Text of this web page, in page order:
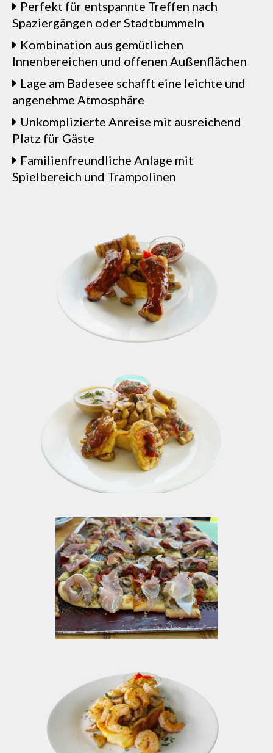
Perfekt für entspannte Treffen nach
Spaziergängen oder Stadtbummeln
Kombination aus gemütlichen
Innenbereichen und offenen Außenflächen
Lage am Badesee schafft eine leichte und
angenehme Atmosphäre
Unkomplizierte Anreise mit ausreichend
Platz für Gäste
Familienfreundliche Anlage mit
Spielbereich und Trampolinen